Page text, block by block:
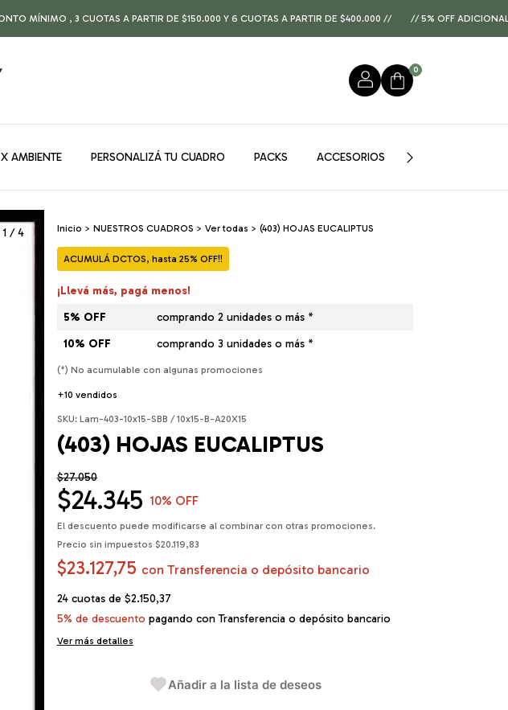
, 3 CUOTAS A PARTIR DE $150.000 Y 6 CUOTAS A PARTIR DE $400.000 // // 5% OFF ADICIONAL
0
AMBIENTE PERSONALIZÁ TU CUADRO PACKS ACCESORIOS
1/4 Inicio > NUESTROS CUADROS > Ver todas > (403) HOJAS EUCALIPTUS
ACUMULÁ DCTOS, hasta 25% OFF!!
¡Llevá más, pagá menos!
5% OFF
comprando 2 unidades o más *
10% OFF
comprando 3 unidades o más *
(*) No acumulable con algunas promociones
+10 vendidos
SKU: Lam-403-10x15-SBB / 10x15-B-A20X15
(403) HOJAS EUCALIPTUS
$27.050
$24.345 10% OFF
El descuento puede modificarse al combinar con otras promociones.
Precio sin impuestos $20.119,83
$23.127,75 con Transferencia o depósito bancario
24 cuotas de $2.150,37
5% de descuento pagando con Transferencia o depósito bancario
Ver más detalles
Añadir a la lista de deseos